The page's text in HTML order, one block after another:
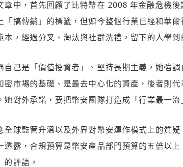
章中，首先回顧了比特幣在 2008 年金融危機
「搞傳銷」的標籤，但如今整個行業已經和華
本，經過分叉、淘汰與社群洗禮，留下的人學到
自己是「價值投資者」、堅持長期主義，她強
密市場的基礎、是最去中心化的資產，後者則
她對外承諾，要把幣安團隊打造成「行業最一流
全球監管升溫以及外界對幣安運作模式上的質
透露，合規預算是幣安產品部門預算的五倍以
的評語。